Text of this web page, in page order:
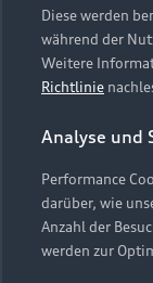
Online-
Servicekontakt
Vertrag
Presse &
Datenschutz
Audi erleben
Newsletter
Impressum
Cookie-
Hinweis: Die
Embleme am
Webseite kann
Diese werden
während der
Weitere
Richtlinie
Analyse und
Performance
darüber, wie
Anzahl der
werden zur